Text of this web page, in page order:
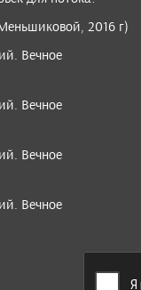
2016 г)
Вечное
Вечное
Вечное
Вечное